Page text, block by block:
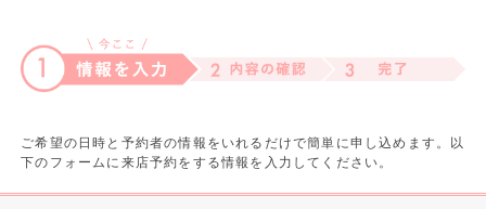
ご希望の日時と予約者の情報をいれるだけで簡単に申し込めます。以
下のフォームに来店予約をする情報を入力してください。